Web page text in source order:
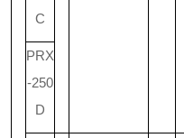
C
PRX
-250
D